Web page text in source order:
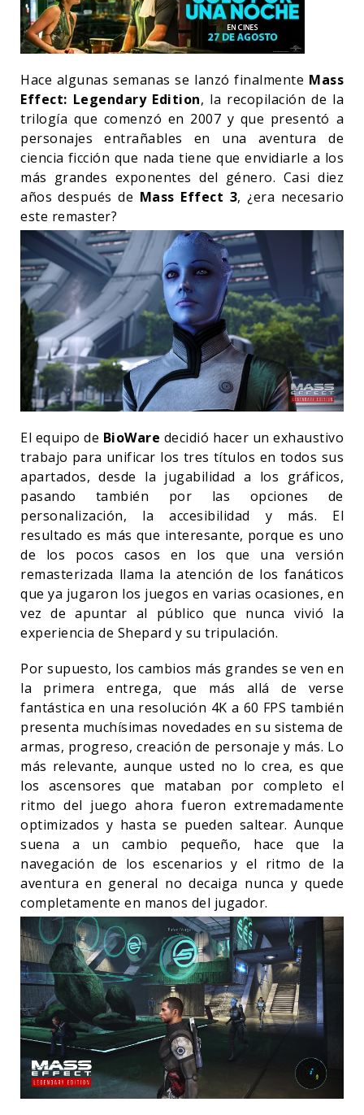
Hace algunas semanas se lanzó finalmente Mass
Effect: Legendary Edition, la recopilación de la
trilogía que comenzó en 2007 y que presentó a
personajes entrañables en una aventura de
ciencia ficción que nada tiene que envidiarle a los
más grandes exponentes del género. Casi diez
años después de Mass Effect 3, ¿era necesario
este remaster?
El equipo de BioWare decidió hacer un exhaustivo
trabajo para unificar los tres títulos en todos sus
apartados, desde la jugabilidad a los gráficos,
pasando también por las opciones de
personalización, la accesibilidad y más. El
resultado es más que interesante, porque es uno
de los pocos casos en los que una versión
remasterizada llama la atención de los fanáticos
que ya jugaron los juegos en varias ocasiones, en
vez de apuntar al público que nunca vivió la
experiencia de Shepard y su tripulación.
Por supuesto, los cambios más grandes se ven en
la primera entrega, que más allá de verse
fantástica en una resolución 4K a 60 FPS también
presenta muchísimas novedades en su sistema de
armas, progreso, creación de personaje y más. Lo
más relevante, aunque usted no lo crea, es que
los ascensores que mataban por completo el
ritmo del juego ahora fueron extremadamente
optimizados y hasta se pueden saltear. Aunque
suena a un cambio pequeño, hace que la
navegación de los escenarios y el ritmo de la
aventura en general no decaiga nunca y quede
completamente en manos del jugador.